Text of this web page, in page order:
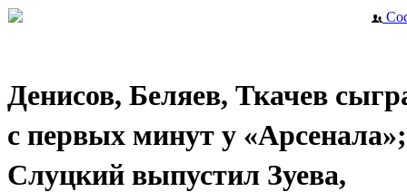
Денисов, Беляев, Ткачев
с первых минут у «Арсенала»;
Слуцкий выпустил Зуева,